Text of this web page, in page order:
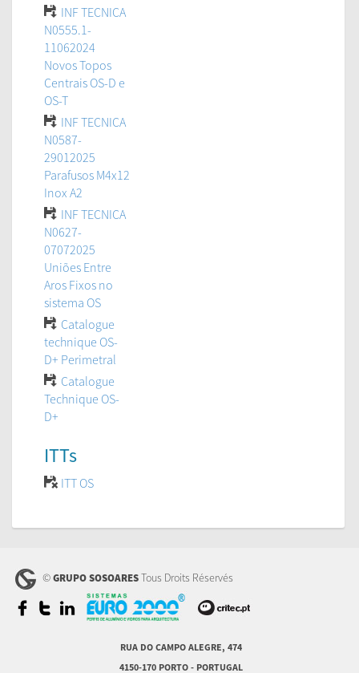
INF TECNICA
N0555.1-
11062024
Novos Topos
Centrais OS-D e
OS-T
INF TECNICA
N0587-
29012025
Parafusos M4x12
Inox A2
INF TECNICA
N0627-
07072025
Uniões Entre
Aros Fixos no
sistema OS
Catalogue
technique OS-
D+ Perimetral
Catalogue
Technique OS-
D+
ITTs
ITT OS
©GRUPO SOSOARESTous Droits Réservés
RUA DO CAMPO ALEGRE, 474
4150-170 PORTO - PORTUGAL